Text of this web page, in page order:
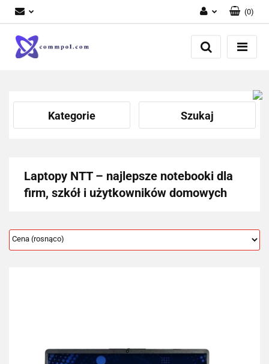
Zaloguj się
Zarejestruj się
(0)
Kategorie Szukaj
Laptopy NTT – najlepsze notebooki dla
firm, szkół i użytkowników domowych